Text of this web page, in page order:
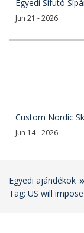
Egyedi Sífutó
Jun 21 - 2026
Custom Nordic
Jun 14 - 2026
Egyedi ajándékok
Tag: US will